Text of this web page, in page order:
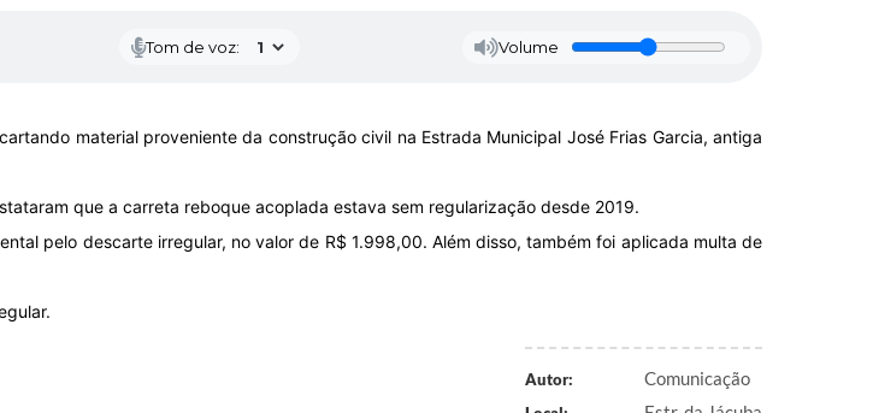
Tom de voz: Volume
material proveniente da construção civil na Estrada Municipal José Frias Garcia, antiga
que a carreta reboque acoplada estava sem regularização desde 2019.
pelo descarte irregular, no valor de R$ 1.998,00. Além disso, também foi aplicada multa de
Autor: Comunicação